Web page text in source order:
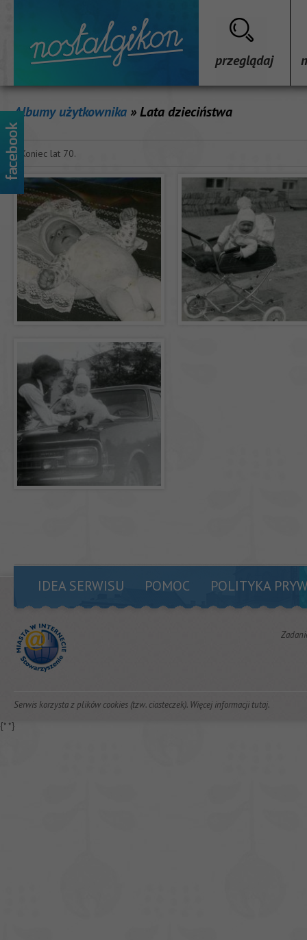
przeglądaj
Albumy użytkownika » Lata dzieciństwa
Koniec lat 70.
IDEA SERWISU POMOC POLITYKA
Serwis korzysta z plików cookies (tzw. ciasteczek). Więcej informacjitutaj.
{**}